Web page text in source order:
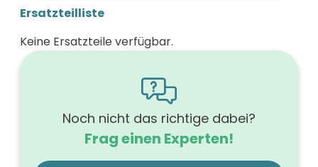
Ersatzteilliste
Keine Ersatzteile verfügbar.
Noch nicht das richtige dabei?
Frag einen Experten!